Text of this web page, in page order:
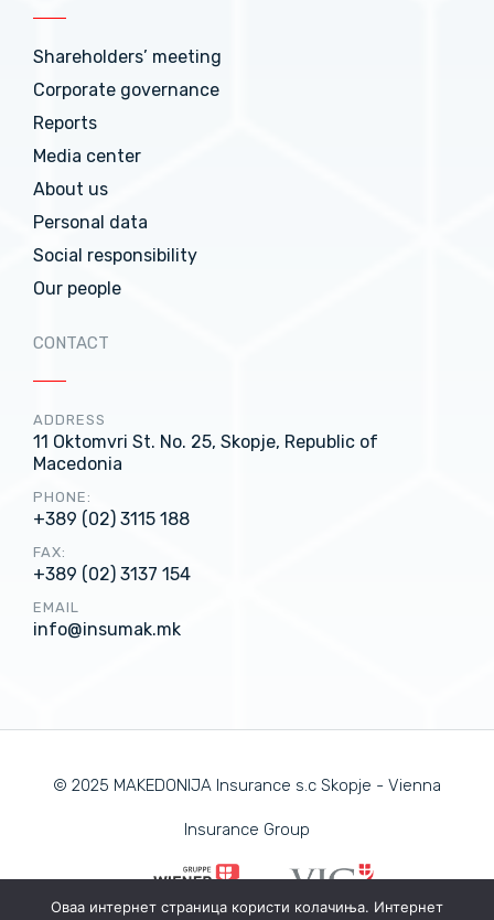
Shareholders’ meeting
Corporate governance
Reports
Media center
About us
Personal data
Social responsibility
Our people
CONTACT
ADDRESS
11 Oktomvri St. No. 25, Skopje, Republic of
Macedonia
PHONE:
+389 (02) 3115 188
FAX:
+389 (02) 3137 154
EMAIL
info@insumak.mk
© 2025 MAKEDONIJA Insurance s.c Skopje - Vienna
Insurance Group
Оваа интернет страница користи колачиња. Интернет